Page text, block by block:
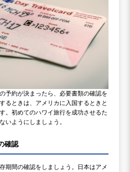
予約が決まったら、必要書類の確認を
るときは、アメリカに入国するときと
。初めてのハワイ旅行を成功させるた
いようにしましょう。
確認
期間の確認をしましょう。日本はアメ